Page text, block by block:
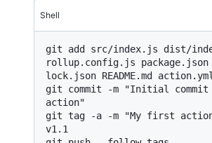
Shell
git add src/index.js dist/
rollup.config.js package.json
lock.json README.md
git commit -m "Initial
action"
git tag -a -m "My first
v1.1